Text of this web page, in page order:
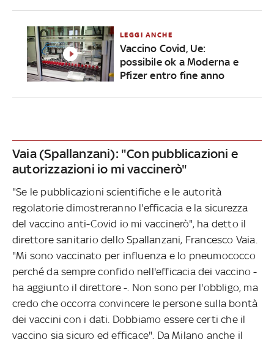
LEGGI ANCHE
Vaccino Covid, Ue:
possibile ok a Moderna e
Pfizer entro fine anno
Vaia (Spallanzani): "Con pubblicazioni e
autorizzazioni io mi vaccinerò"
"Se le pubblicazioni scientifiche e le autorità
regolatorie dimostreranno l'efficacia e la sicurezza
del vaccino anti-Covid io mi vaccinerò", ha detto il
direttore sanitario dello Spallanzani, Francesco Vaia.
"Mi sono vaccinato per influenza e lo pneumococco
perché da sempre confido nell'efficacia dei vaccino -
ha aggiunto il direttore -. Non sono per l'obbligo, ma
credo che occorra convincere le persone sulla bontà
dei vaccini con i dati. Dobbiamo essere certi che il
vaccino sia sicuro ed efficace". Da Milano anche il